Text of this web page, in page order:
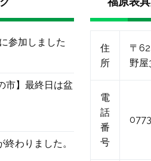
参加しました
市】最終日は盆
わりました。
住
所
〒
野屋
電
話
番
号